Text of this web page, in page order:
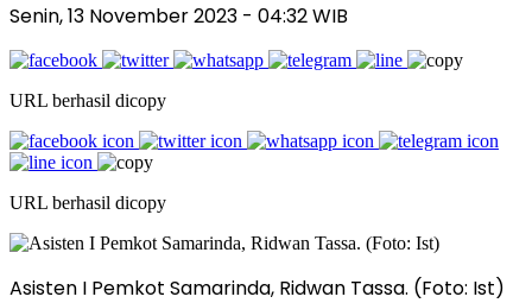
Senin, 13 November 2023 - 04:32 WIB
URL berhasil dicopy
URL berhasil dicopy
Asisten I Pemkot Samarinda, Ridwan Tassa. (Foto: Ist)